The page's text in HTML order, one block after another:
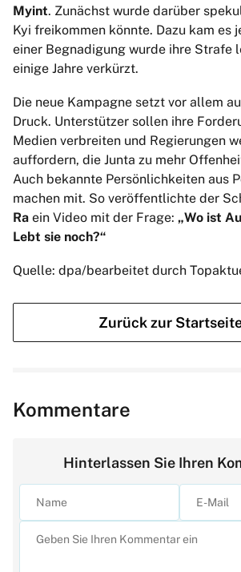
Myint. Zunächst wurde darüber
Kyi freikommen könnte. Dazu kam es
einer Begnadigung wurde ihre Strafe
einige Jahre verkürzt.
Die neue Kampagne setzt vor allem
Druck. Unterstützer sollen ihre
Medien verbreiten und Regierungen
auffordern, die Junta zu mehr
Auch bekannte Persönlichkeiten aus
machen mit. So veröffentlichte der
Ra ein Video mit der Frage: „Wo ist
Lebt sie noch?“
Quelle: dpa/bearbeitet durch
Zurück zur
Kommentare
Hinterlassen Sie Ihren